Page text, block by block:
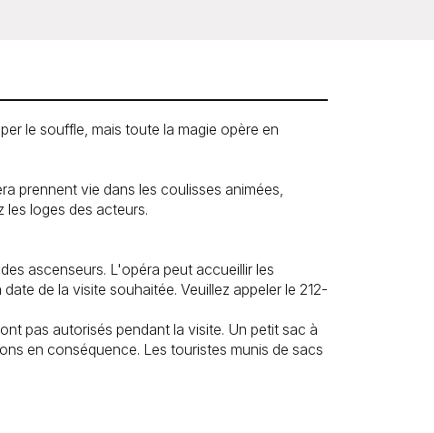
le souffle, mais toute la magie opère en
prennent vie dans les coulisses animées,
les loges des acteurs.
ascenseurs. L'opéra peut accueillir les
de la visite souhaitée. Veuillez appeler le 212-
pas autorisés pendant la visite. Un petit sac à
en conséquence. Les touristes munis de sacs